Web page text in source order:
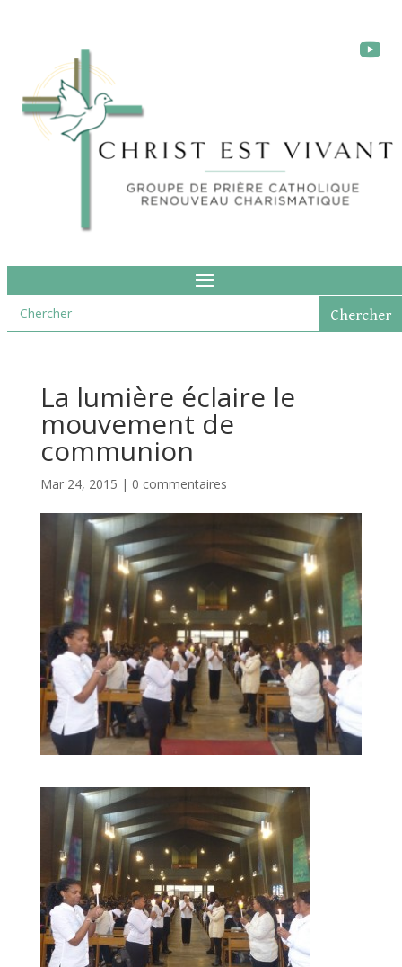
La lumière éclaire le
mouvement de
communion
Mar 24, 2015 | 0 commentaires